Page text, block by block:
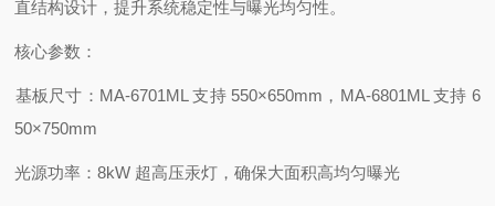
直结构设计，提升系统稳定性与曝光均匀性。
‌核心参数‌：
‌基板尺寸‌：MA-6701ML 支持 550×650mm，MA-6801ML 支持 6
50×750mm
‌光源功率‌：8kW 超高压汞灯，确保大面积高均匀曝光